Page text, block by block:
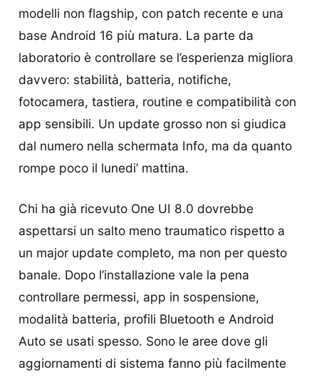
modelli non flagship, con patch recente e una
base Android 16 più matura. La parte da
laboratorio è controllare se l’esperienza migliora
davvero: stabilità, batteria, notifiche,
fotocamera, tastiera, routine e compatibilità con
app sensibili. Un update grosso non si giudica
dal numero nella schermata Info, ma da quanto
rompe poco il lunedi’ mattina.
Chi ha già ricevuto One UI 8.0 dovrebbe
aspettarsi un salto meno traumatico rispetto a
un major update completo, ma non per questo
banale. Dopo l’installazione vale la pena
controllare permessi, app in sospensione,
modalità batteria, profili Bluetooth e Android
Auto se usati spesso. Sono le aree dove gli
aggiornamenti di sistema fanno più facilmente